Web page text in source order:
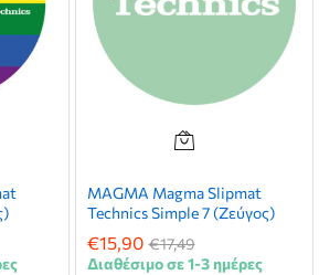
MAGMA Magma Slipmat
Technics Simple 7 (Ζεύγος)
€15,90 €17,49
Διαθέσιμο σε 1-3 ημέρες